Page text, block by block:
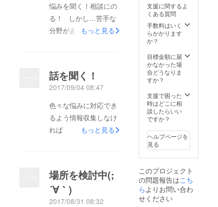
悩みを聞く！相談にの
る！ しかし…苦手な
分野があ
生に相談されてるので
すが。やっぱり苦手だ
なぁ。なんとか克服し
なければ〓 後。政治
経済。勉強しなきゃ！
もっと見る
話を聞く！
2017/09/04 08:47
色々な悩みに対応でき
るよう情報収集しなけ
れば
もっと見る
場所を検討中(;
´∀｀)
2017/08/31 08:32
支援に関するよ
くある質問
手数料はいく
らかかります
か？
目標金額に届
かなかった場
合どうなりま
すか？
支援で困った
時はどこに相
談したらいい
ですか？
ヘルプページを
見る
このプロジェクト
の問題報告はこち
らよりお問い合わ
せください